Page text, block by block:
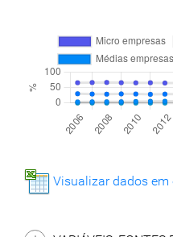
Visualizar dados em